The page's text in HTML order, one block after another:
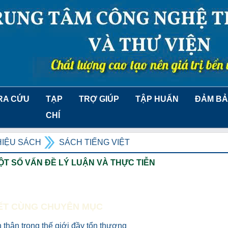
CỨU
TẠP
CHÍ
TRỢ GIÚP TẬP HUẤN ĐẢM
SÁCH SÁCH TIẾNG VIỆT
SỐ VẤN ĐỀ LÝ LUẬN VÀ THỰC TIỄN
CÙNG CHUYÊN MỤC
trong thế giới đầy tổn thương